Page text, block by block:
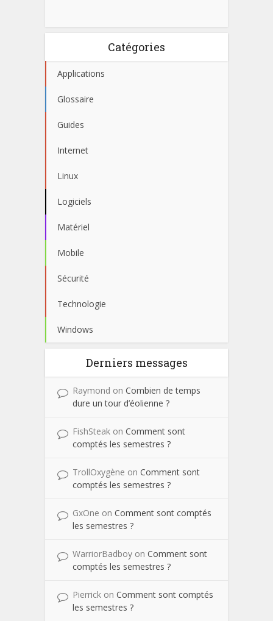
Catégories
Applications
Glossaire
Guides
Internet
Linux
Logiciels
Matériel
Mobile
Sécurité
Technologie
Windows
Derniers messages
Raymond on Combien de temps
dure un tour d’éolienne ?
FishSteak on Comment sont
comptés les semestres ?
TrollOxygène on Comment sont
comptés les semestres ?
GxOne on Comment sont comptés
les semestres ?
WarriorBadboy on Comment sont
comptés les semestres ?
Pierrick on Comment sont comptés
les semestres ?